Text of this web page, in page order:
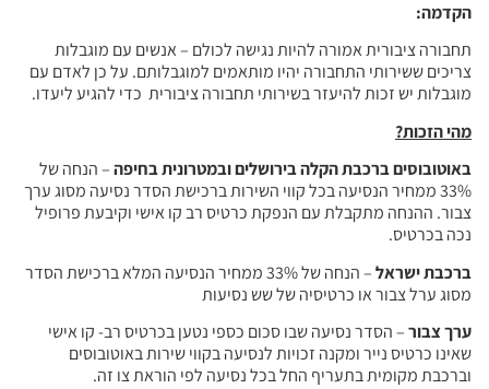
הקדמה:
תחבורה ציבורית אמורה להיות נגישה לכולם – אנשים עם מוגבלות
צריכים ששירותי התחבורה יהיו מותאמים למוגבלותם. על כן לאדם עם
מוגבלות יש זכות להיעזר בשירותי תחבורה ציבורית כדי להגיע ליעדו.
מהי הזכות?
באוטובוסים ברכבת הקלה בירושלים ובמטרונית בחיפה– הנחה של
33% ממחיר הנסיעה בכל קווי השירות ברכישת הסדר נסיעה מסוג ערך
צבור. ההנחה מתקבלת עם הנפקת כרטיס רב קו אישי וקיבעת פרופיל
נכה בכרטיס.
ברכבת ישראל
– הנחה של 33% ממחיר הנסיעה המלא ברכישת הסדר
מסוג ערל צבור או כרטיסיה של שש נסיעות
ערך צבור– הסדר נסיעה שבו סכום כספי נטען בכרטיס רב- קו אישי
שאינו כרטיס נייר ומקנה זכויות לנסיעה בקווי שירות באוטובוסים
וברכבת מקומית בתעריף החל בכל נסיעה לפי הוראת צו זה.